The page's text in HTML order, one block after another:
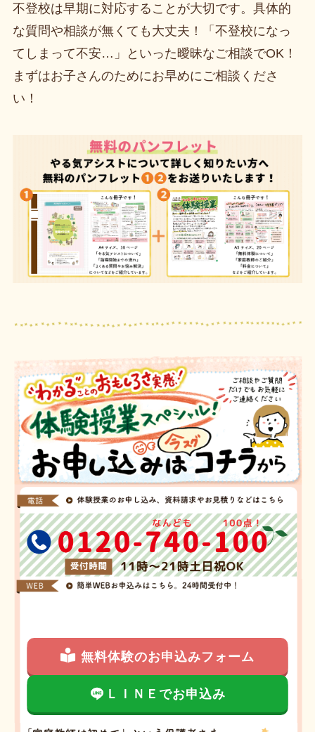
不登校は早期に対応することが大切です。具体的
な質問や相談が無くても大丈夫！「不登校になっ
てしまって不安…」といった曖昧なご相談でOK！
まずはお子さんのためにお早めにご相談くださ
い！
無料体験のお申込みフォーム
ＬＩＮＥでお申込み